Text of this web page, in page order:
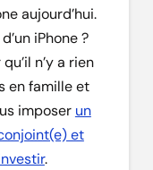
aujourd’hui.
iPhone ?
n’y a rien
en famille et
imposer un
et
.